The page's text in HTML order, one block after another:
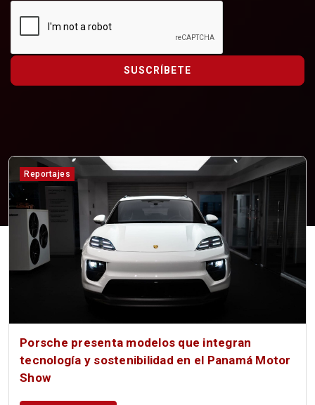
SUSCRÍBETE
Reportajes
Porsche presenta modelos que integran
tecnología y sostenibilidad en el Panamá Motor
Show